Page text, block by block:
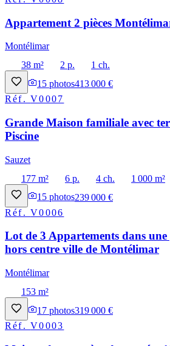
Appartement 2 pièces
Montélimar
38 m²
2 p.
1 ch.
15 photos413 000 €
Réf.V0007
Grande Maison familiale avec
Piscine
Sauzet
177 m²
6 p. 4 ch.
1 000 m²
15 photos239 000 €
Réf.V0006
Lot de 3 Appartements dans
hors centre ville de Montélimar
Montélimar
153 m²
17 photos319 000 €
Réf.V0003